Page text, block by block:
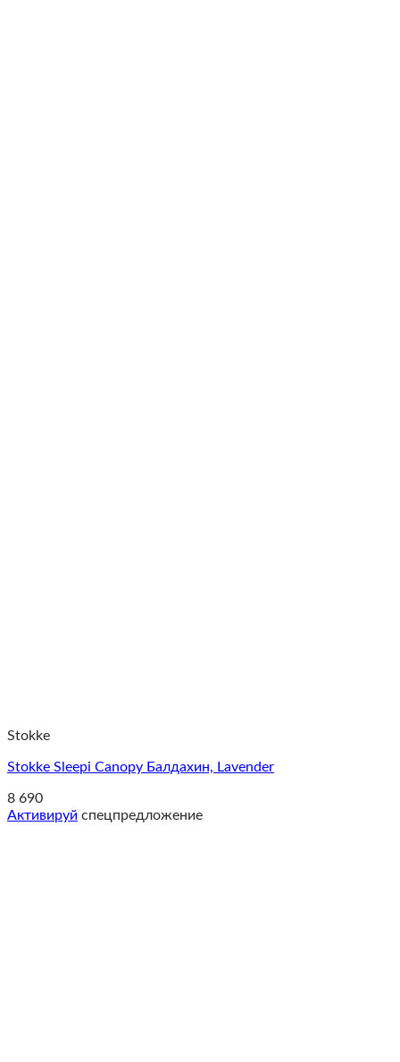
Stokke
Stokke Sleepi Canopy Балдахин, Lavender
8 690
Активируй спецпредложение